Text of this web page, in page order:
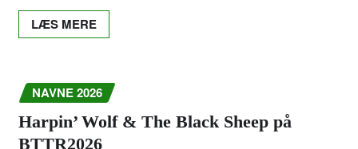
Sponsorer 2022
Navne 2022
Om BTTR 2022
LÆS MERE
NAVNE 2026
Harpin’ Wolf & The Black Sheep på
BTTR2026